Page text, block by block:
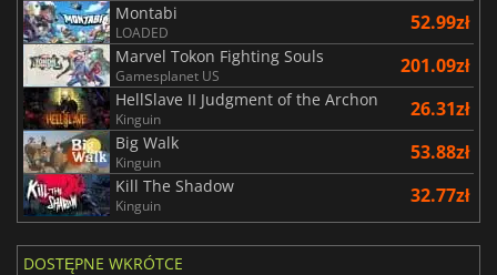
Montabi
LOADED 52.99zł
Marvel Tokon Fighting Souls
Gamesplanet US 201.09zł
HellSlave II Judgment of the Archon
Kinguin 26.31zł
Big Walk
Kinguin 53.88zł
Kill The Shadow
Kinguin 32.77zł
DOSTĘPNE WKRÓTCE